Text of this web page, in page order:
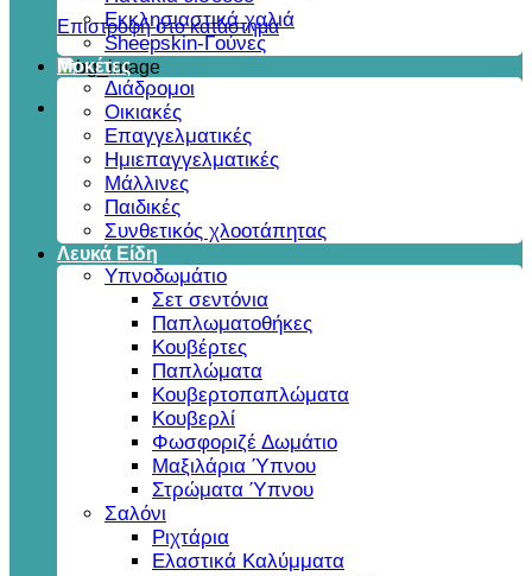
Επιστροφή στο κατάστημα
Εκκλησιαστικά χαλιά
Sheepskin-Γούνες
Μοκέτες
Διάδρομοι
Οικιακές
Επαγγελματικές
Ημιεπαγγελματικές
Μάλλινες
Παιδικές
Συνθετικός χλοοτάπητας
Λευκά Είδη
Υπνοδωμάτιο
Σετ σεντόνια
Παπλωματοθήκες
Κουβέρτες
Παπλώματα
Κουβερτοπαπλώματα
Κουβερλί
Φωσφοριζέ Δωμάτιο
Μαξιλάρια Ύπνου
Στρώματα Ύπνου
Σαλόνι
Ριχτάρια
Ελαστικά Καλύμματα